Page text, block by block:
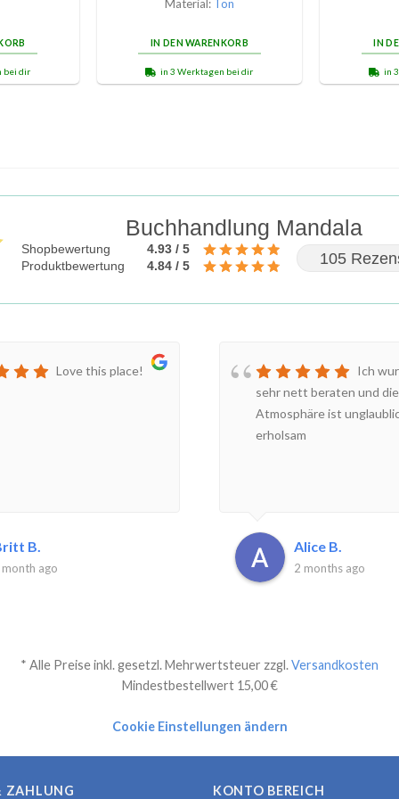
bei dir
Material: Ton
IN DEN WARENKORB
in 3 Werktagen bei dir
IN
in
Buchhandlung Mandala
Shopbewertung
4.93 / 5
Produktbewertung
4.84 / 5 105
Love this place!
B.
month ago
Ich
sehr nett beraten und die
Atmosphäre ist
erholsam
Alice B.
2 months ago
* Alle Preise inkl. gesetzl. Mehrwertsteuer zzgl.Versandkosten
Mindestbestellwert 15,00 €
Cookie Einstellungen ändern
ZAHLUNG KONTO BEREICH